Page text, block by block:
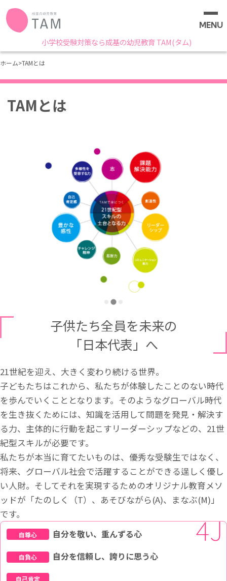
小学校受験対策なら成基の幼児教育 TAM(タム)
MENU
ホーム>TAMとは
TAMとは
子供たち全員を未来の
「日本代表」へ
21世紀を迎え、大きく変わり続ける世界。
子どもたちはこれから、私たちが体験したことのない時代
を歩んでいくこととなります。そのようなグローバル時代
を生き抜くためには、知識を活用して問題を発見・解決す
る力、主体的に行動を起こすリーダーシップなどの、21世
紀型スキルが必要です。
私たちが本当に育てたいものは、優秀な受験生ではなく、
将来、グローバル社会で活躍することができる逞しく優し
い人財。そしてそれを実現するためのオリジナル教育メソ
ッドが「たのしく（T）、あそびながら(A)、まなぶ(M)」
です。
自尊心 自分を敬い、重んずる心
自負心 自分を信頼し、誇りに思う心
自己肯定